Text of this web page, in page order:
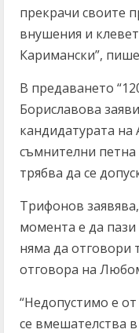
прекрачи своите
внушения и
Каримански”,
В предаването
Бориславова
кандидатурата
съмнителни петна
трябва да се
Трифонов
момента е да пази
няма да отговори
отговорa на
“Недопустимо е
се вмешателства